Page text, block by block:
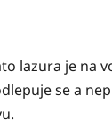
lazura je na
se a